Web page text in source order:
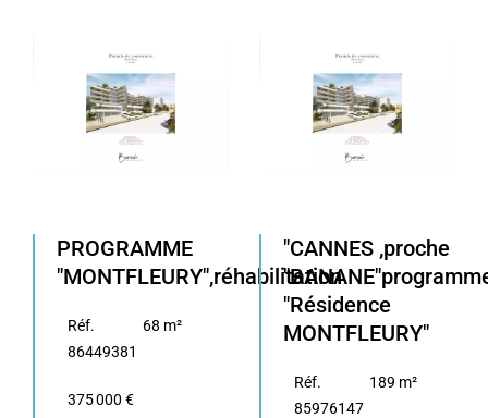
PROGRAMME
"MONTFLEURY",réhabilitation
Réf.
86449381
68 m²
375 000 €
"CANNES ,proche
"Résidence
MONTFLEURY"
Réf.
85976147
189 m²